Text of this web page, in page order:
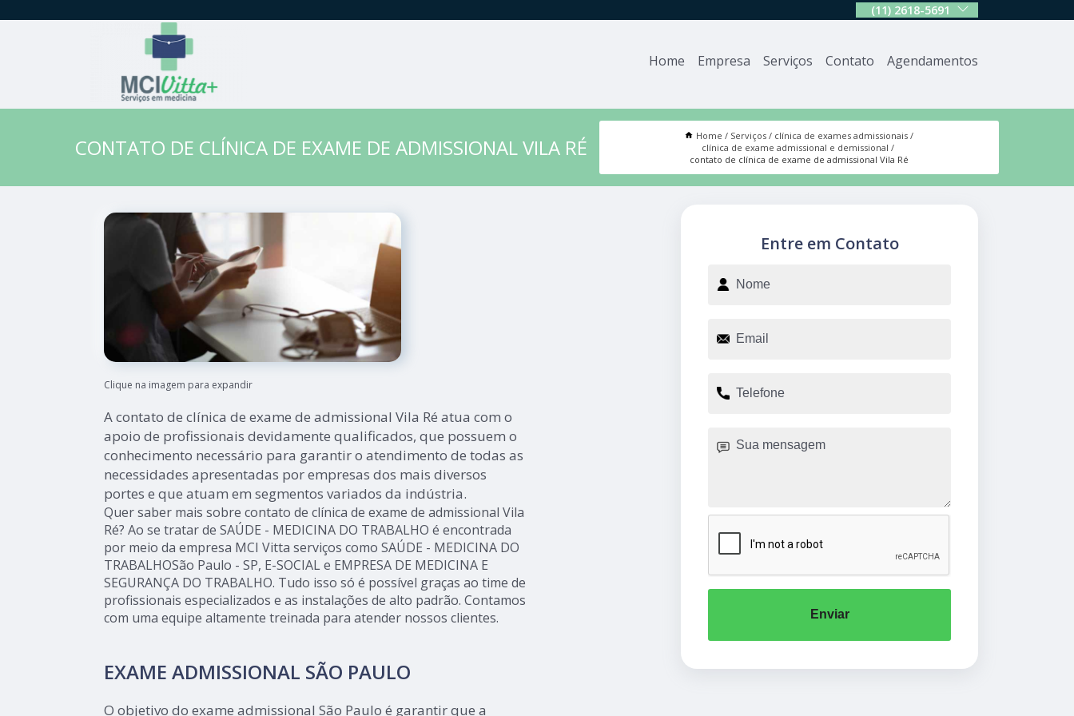
(11) 2618-5691
Home Empresa Serviços Contato Agendamentos
CONTATO DE CLÍNICA DE EXAME DE ADMISSIONAL VILA RÉ Home Serviços
clínica de exames admissionais
clínica de exame admissional e demissional
contato de clínica de exame de admissional Vila Ré
Clique na imagem para expandir
A contato de clínica de exame de admissional Vila Ré atua com o
apoio de profissionais devidamente qualificados, que possuem o
conhecimento necessário para garantir o atendimento de todas as
necessidades apresentadas por empresas dos mais diversos
portes e que atuam em segmentos variados da indústria.
Quer saber mais sobre contato de clínica de exame de admissional Vila
Ré? Ao se tratar de SAÚDE - MEDICINA DO TRABALHO é encontrada
por meio da empresa MCI Vitta serviços como SAÚDE - MEDICINA DO
TRABALHOSão Paulo - SP, E-SOCIAL e EMPRESA DE MEDICINA E
SEGURANÇA DO TRABALHO. Tudo isso só é possível graças ao time de
profissionais especializados e as instalações de alto padrão. Contamos
com uma equipe altamente treinada para atender nossos clientes.
EXAME ADMISSIONAL SÃO PAULO
O objetivo do exame admissional São Paulo é garantir que a
Entre em Contato
Enviar